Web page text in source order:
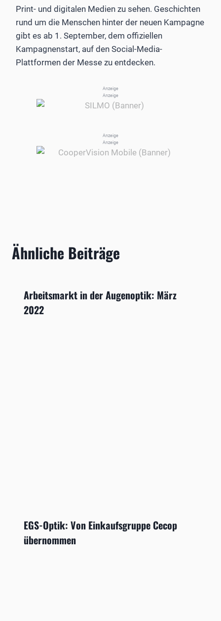
Print- und digitalen Medien zu sehen. Geschichten
rund um die Menschen hinter der neuen Kampagne
gibt es ab 1. September, dem offiziellen
Kampagnenstart, auf den Social-Media-
Plattformen der Messe zu entdecken.
Anzeige
Anzeige
Anzeige
Anzeige
Ähnliche Beiträge
Arbeitsmarkt in der Augenoptik: März
2022
EGS-Optik: Von Einkaufsgruppe Cecop
übernommen